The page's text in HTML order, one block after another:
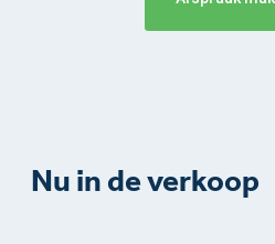
Nu in de verkoop